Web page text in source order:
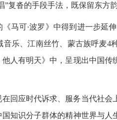
复沓的手段手法，既保留东方
可·波罗》中得到进一步延
乐、江南丝竹、蒙古族呼麦4
人有明天》中，呈现出中国
应时代诉求、服务当代社会
知识分子群体的精神世界与